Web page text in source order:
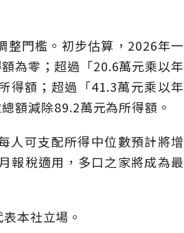
整門檻。初步估算，2026年一
為零；超過「20.6萬元乘以年
得額；超過「41.3萬元乘以年
額減除89.2萬元為所得額。
人可支配所得中位數預計將增
報稅適用，多口之家將成為最
本社立場。